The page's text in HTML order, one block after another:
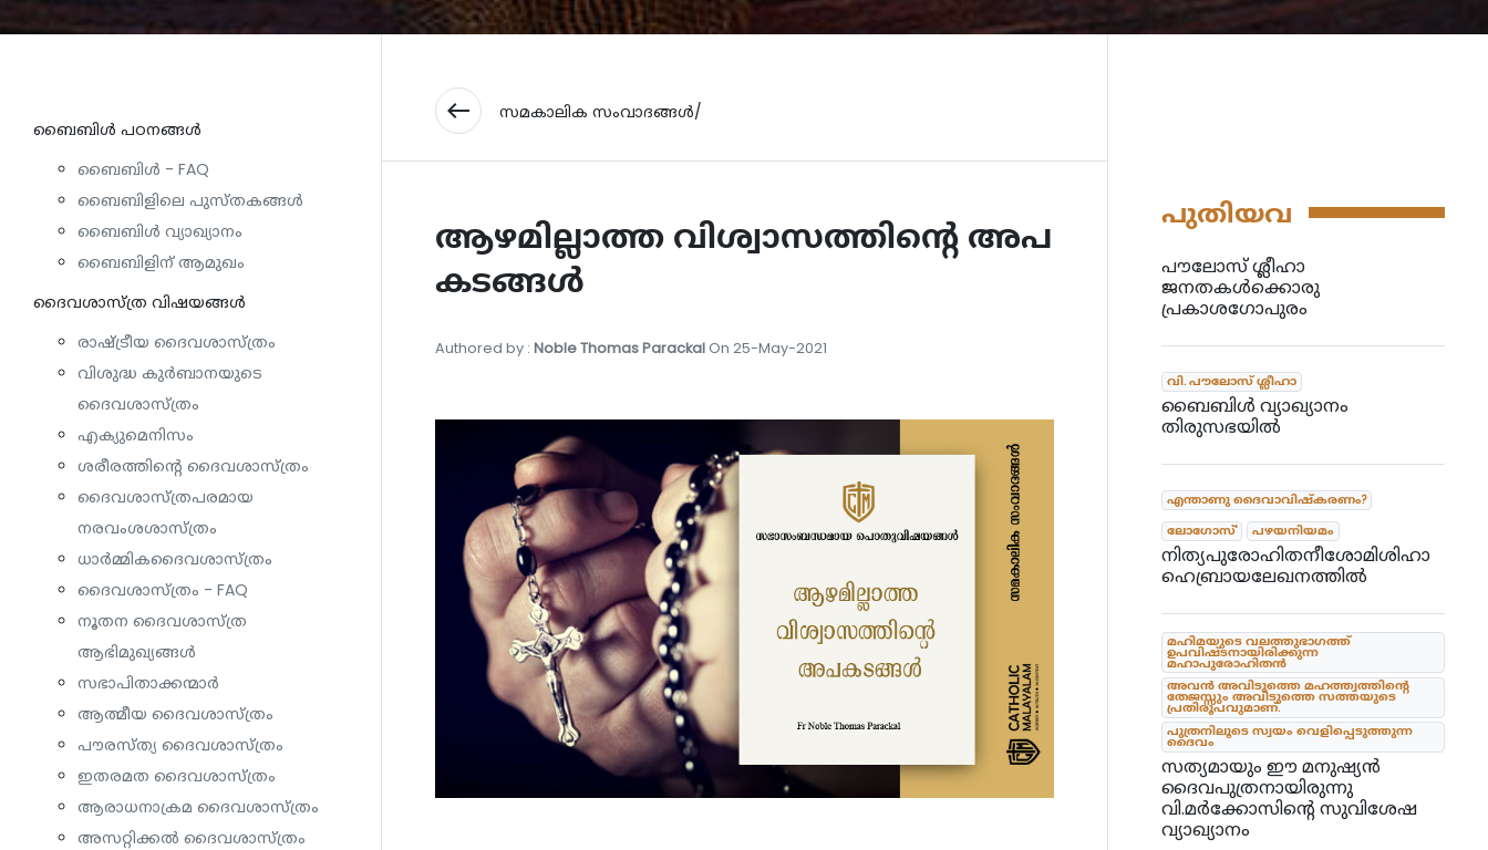
ബൈബിള്‍ പഠനങ്ങള്‍
ബൈബിൾ - FAQ
ബൈബിളിലെ പുസ്തകങ്ങൾ
ബൈബിൾ വ്യാഖ്യാനം
ബൈബിളിന് ആമുഖം
ദൈവശാസ്ത്ര വിഷയങ്ങള്‍
രാഷ്ട്രീയ ദൈവശാസ്ത്രം
വിശുദ്ധ കുർബാനയുടെ
ദൈവശാസ്ത്രം
എക്യുമെനിസം
ശരീരത്തിന്റെ ദൈവശാസ്ത്രം
ദൈവശാസ്ത്രപരമായ
നരവംശശാസ്ത്രം
ധാര്‍മ്മികദൈവശാസ്ത്രം
ദൈവശാസ്ത്രം - FAQ
നൂതന ദൈവശാസ്ത്ര
ആഭിമുഖ്യങ്ങൾ
സഭാപിതാക്കന്മാർ
ആത്മീയ ദൈവശാസ്ത്രം
പൗരസ്ത്യ ദൈവശാസ്ത്രം
ഇതരമത ദൈവശാസ്ത്രം
ആരാധനാക്രമ ദൈവശാസ്ത്രം
അസറ്റിക്കൽ ദൈവശാസ്ത്രം
west സമകാലിക സംവാദങ്ങൾ/
ആഴമില്ലാത്ത വിശ്വാസത്തിൻ്റെ അപ
കടങ്ങള്‍
Authored by : Noble Thomas ParackalOn 25-May-2021
പുതിയവ
പൗലോസ് ശ്ലീഹാ
ജനതകൾക്കൊരു
പ്രകാശഗോപുരം
വി. പൗലോസ് ശ്ലീഹാ
ബൈബിൾ വ്യാഖ്യാനം
തിരുസഭയിൽ
എന്താണു ദൈവാവിഷ്കരണം?
ലോഗോസ്'
പഴയനിയമം
നിത്യപുരോഹിതനീശോമിശിഹാ
ഹെബ്രായലേഖനത്തിൽ
മഹിമയുടെ വലത്തുഭാഗത്ത്
ഉപവിഷ്ടനായിരിക്കുന്ന
മഹാപുരോഹിതൻ
അവൻ അവിടുത്തെ മഹത്ത്വത്തിന്റെ
തേജസ്സും അവിടുത്തെ സത്തയുടെ
പ്രതിരൂപവുമാണ്.
പുത്രനിലൂടെ സ്വയം വെളിപ്പെടുത്തുന്ന
ദൈവം
സത്യമായും ഈ മനുഷ്യൻ
ദൈവപുത്രനായിരുന്നു
വി.മർക്കോസിൻ്റെ സുവിശേഷ
വ്യാഖ്യാനം